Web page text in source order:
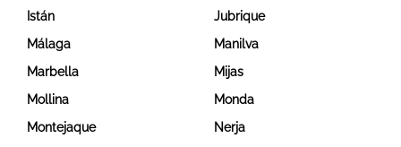
Istán
Jubrique
Málaga
Manilva
Marbella
Mijas
Mollina
Monda
Montejaque
Nerja